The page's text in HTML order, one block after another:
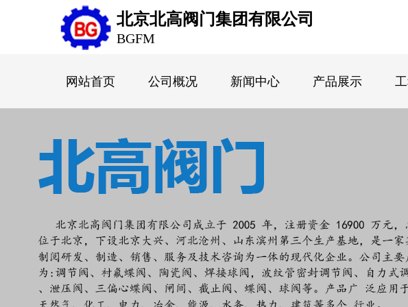
网站首页 公司概况 新闻中心 产品展示
English
北京北高阀门集团有限公司
BGFM